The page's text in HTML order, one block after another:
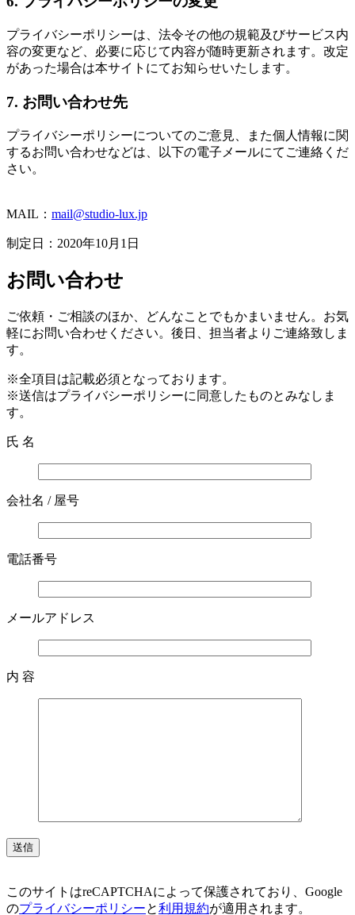
プライバシーポリシーは、法令その他の規範及びサービス内
容の変更など、必要に応じて内容が随時更新されます。改定
があった場合は本サイトにてお知らせいたします。
7. お問い合わせ先
プライバシーポリシーについてのご意見、また個人情報に関
するお問い合わせなどは、以下の電子メールにてご連絡くだ
さい。
MAIL： mail@studio-lux.jp
制定日：2020年10月1日
お問い合わせ
ご依頼・ご相談のほか、どんなことでもかまいません。お気
軽にお問い合わせください。後日、担当者よりご連絡致しま
す。
※全項目は記載必須となっております。
※送信はプライバシーポリシーに同意したものとみなしま
す。
氏 名
会社名 / 屋号
電話番号
メールアドレス
内 容
このサイトはreCAPTCHAによって保護されており、Google
のプライバシーポリシーと利用規約が適用されます。